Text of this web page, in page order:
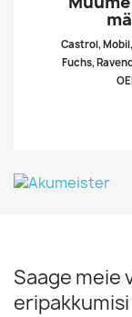
Castrol,
Fuchs,
Saage meie
eripakkumisi